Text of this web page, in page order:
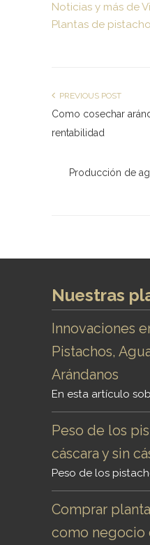
Noticias y más de
Plantas de
PREVIOUS POST
Como cosechar
rentabilidad
Producción de
Nuestras
Innovaciones
Pistachos,
Arándanos
En esta artículo
Peso de los
cáscara y sin
Peso de los
Comprar
como negocio